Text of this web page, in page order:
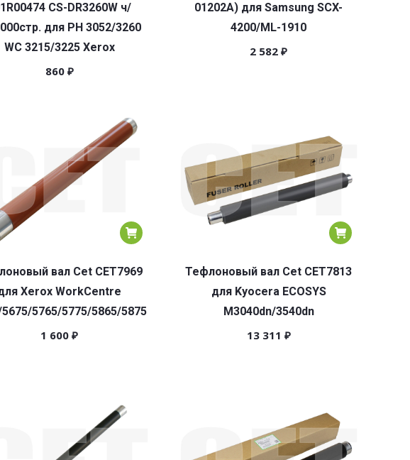
CS-DR3260W ч/
для PH 3052/3260
WC 3215/3225 Xerox
860 ₽
01202A) для Samsung SCX-
4200/ML-1910
2 582 ₽
вал Cet CET7969
Xerox WorkCentre
5765/5775/5865/5875
1 600 ₽
Тефлоновый вал Cet CET7813
для Kyocera ECOSYS
M3040dn/3540dn
13 311 ₽